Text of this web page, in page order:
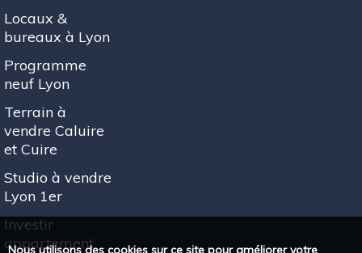
Locaux &
bureaux à Lyon
Programme
neuf Lyon
Terrain à
vendre Caluire
et Cuire
Studio à vendre
Lyon 1er
Investir
appartement
Nous utilisons des cookies sur ce site pour améliorer votre